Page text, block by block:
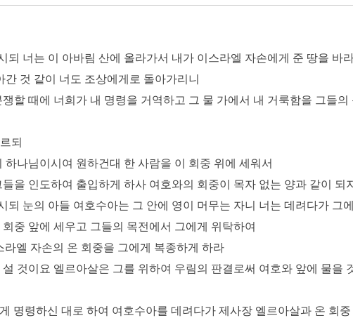
되 너는 이 아바림 산에 올라가서 내가 이스라엘 자손에게 준 땅을 바
것 같이 너도 조상에게로 돌아가리니
할 때에 너희가 내 명령을 거역하고 그 물 가에서 내 거룩함을 그들
되
하나님이시여 원하건대 한 사람을 이 회중 위에 세워서
을 인도하여 출입하게 하사 여호와의 회중이 목자 없는 양과 같이 되
되 눈의 아들 여호수아는 그 안에 영이 머무는 자니 너는 데려다가 그
중 앞에 세우고 그들의 목전에서 그에게 위탁하여
엘 자손의 온 회중을 그에게 복종하게 하라
것이요 엘르아살은 그를 위하여 우림의 판결로써 여호와 앞에 물을
명령하신 대로 하여 여호수아를 데려다가 제사장 엘르아살과 온 회